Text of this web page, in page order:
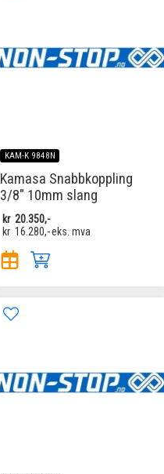
KAM-K 9848N
Kamasa Snabbkoppling
3/8" 10mm slang
kr 20.350,-
kr 16.280,-eks. mva